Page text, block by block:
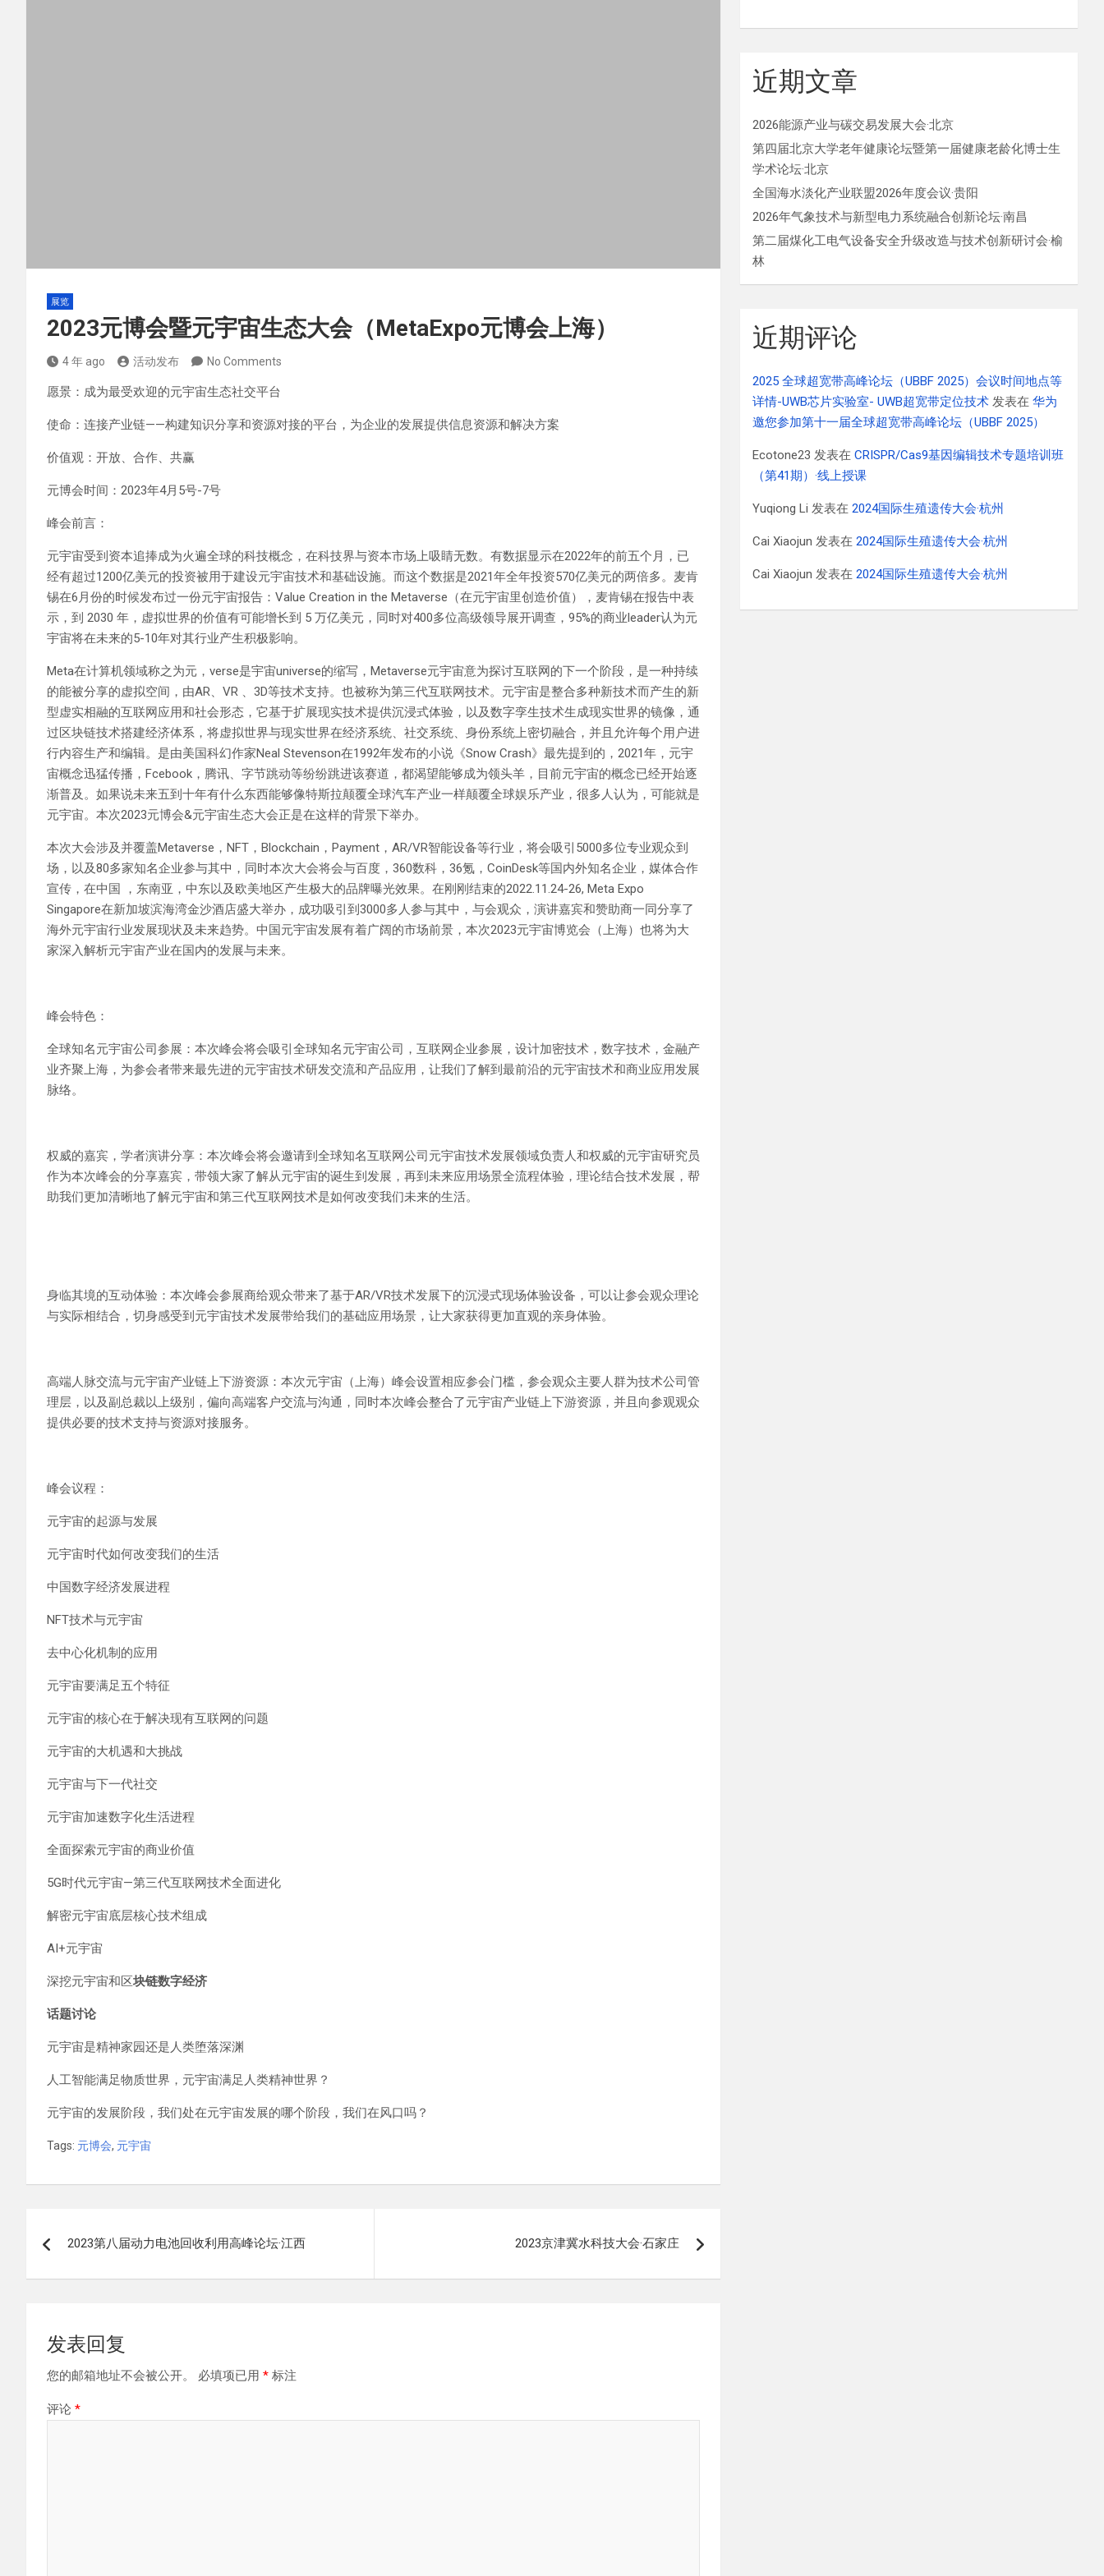
展览
2023元博会暨元宇宙生态大会（MetaExpo元博会上海）
4 年 ago 活动发布 No Comments
愿景：成为最受欢迎的元宇宙生态社交平台
使命：连接产业链——构建知识分享和资源对接的平台，为企业的发展提供信息资源和解决方案
价值观：开放、合作、共赢
元博会时间：2023年4月5号-7号
峰会前言：
元宇宙受到资本追捧成为火遍全球的科技概念，在科技界与资本市场上吸睛无数。有数据显示在2022年的前五个月，已
经有超过1200亿美元的投资被用于建设元宇宙技术和基础设施。而这个数据是2021年全年投资570亿美元的两倍多。麦肯
锡在6月份的时候发布过一份元宇宙报告：Value Creation in the Metaverse（在元宇宙里创造价值），麦肯锡在报告中表
示，到 2030 年，虚拟世界的价值有可能增长到 5 万亿美元，同时对400多位高级领导展开调查，95%的商业leader认为元
宇宙将在未来的5-10年对其行业产生积极影响。
Meta在计算机领域称之为元，verse是宇宙universe的缩写，Metaverse元宇宙意为探讨互联网的下一个阶段，是一种持续
的能被分享的虚拟空间，由AR、VR 、3D等技术支持。也被称为第三代互联网技术。元宇宙是整合多种新技术而产生的新
型虚实相融的互联网应用和社会形态，它基于扩展现实技术提供沉浸式体验，以及数字孪生技术生成现实世界的镜像，通
过区块链技术搭建经济体系，将虚拟世界与现实世界在经济系统、社交系统、身份系统上密切融合，并且允许每个用户进
行内容生产和编辑。是由美国科幻作家Neal Stevenson在1992年发布的小说《Snow Crash》最先提到的，2021年，元宇
宙概念迅猛传播，Fcebook，腾讯、字节跳动等纷纷跳进该赛道，都渴望能够成为领头羊，目前元宇宙的概念已经开始逐
渐普及。如果说未来五到十年有什么东西能够像特斯拉颠覆全球汽车产业一样颠覆全球娱乐产业，很多人认为，可能就是
元宇宙。本次2023元博会&元宇宙生态大会正是在这样的背景下举办。
本次大会涉及并覆盖Metaverse，NFT，Blockchain，Payment，AR/VR智能设备等行业，将会吸引5000多位专业观众到
场，以及80多家知名企业参与其中，同时本次大会将会与百度，360数科，36氪，CoinDesk等国内外知名企业，媒体合作
宣传，在中国 ，东南亚，中东以及欧美地区产生极大的品牌曝光效果。在刚刚结束的2022.11.24-26, Meta Expo
Singapore在新加坡滨海湾金沙酒店盛大举办，成功吸引到3000多人参与其中，与会观众，演讲嘉宾和赞助商一同分享了
海外元宇宙行业发展现状及未来趋势。中国元宇宙发展有着广阔的市场前景，本次2023元宇宙博览会（上海）也将为大
家深入解析元宇宙产业在国内的发展与未来。
峰会特色：
全球知名元宇宙公司参展：本次峰会将会吸引全球知名元宇宙公司，互联网企业参展，设计加密技术，数字技术，金融产
业齐聚上海，为参会者带来最先进的元宇宙技术研发交流和产品应用，让我们了解到最前沿的元宇宙技术和商业应用发展
脉络。
权威的嘉宾，学者演讲分享：本次峰会将会邀请到全球知名互联网公司元宇宙技术发展领域负责人和权威的元宇宙研究员
作为本次峰会的分享嘉宾，带领大家了解从元宇宙的诞生到发展，再到未来应用场景全流程体验，理论结合技术发展，帮
助我们更加清晰地了解元宇宙和第三代互联网技术是如何改变我们未来的生活。
身临其境的互动体验：本次峰会参展商给观众带来了基于AR/VR技术发展下的沉浸式现场体验设备，可以让参会观众理论
与实际相结合，切身感受到元宇宙技术发展带给我们的基础应用场景，让大家获得更加直观的亲身体验。
高端人脉交流与元宇宙产业链上下游资源：本次元宇宙（上海）峰会设置相应参会门槛，参会观众主要人群为技术公司管
理层，以及副总裁以上级别，偏向高端客户交流与沟通，同时本次峰会整合了元宇宙产业链上下游资源，并且向参观观众
提供必要的技术支持与资源对接服务。
峰会议程：
元宇宙的起源与发展
元宇宙时代如何改变我们的生活
中国数字经济发展进程
NFT技术与元宇宙
去中心化机制的应用
元宇宙要满足五个特征
元宇宙的核心在于解决现有互联网的问题
元宇宙的大机遇和大挑战
元宇宙与下一代社交
元宇宙加速数字化生活进程
全面探索元宇宙的商业价值
5G时代元宇宙—第三代互联网技术全面进化
解密元宇宙底层核心技术组成
AI+元宇宙
深挖元宇宙和区块链数字经济
话题讨论
元宇宙是精神家园还是人类堕落深渊
人工智能满足物质世界，元宇宙满足人类精神世界？
元宇宙的发展阶段，我们处在元宇宙发展的哪个阶段，我们在风口吗？
Tags: 元博会, 元宇宙
章
2023第八届动力电池回收利用高峰论坛·江西 2023京津冀水科技大会·石家庄
发表回复
您的邮箱地址不会被公开。 必填项已用 * 标注
评论 *
近期文章
2026能源产业与碳交易发展大会·北京
第四届北京大学老年健康论坛暨第一届健康老龄化博士生
学术论坛·北京
全国海水淡化产业联盟2026年度会议·贵阳
2026年气象技术与新型电力系统融合创新论坛·南昌
第二届煤化工电气设备安全升级改造与技术创新研讨会·榆
林
近期评论
2025 全球超宽带高峰论坛（UBBF 2025）会议时间地点等
详情-UWB芯片实验室- UWB超宽带定位技术 发表在华为
邀您参加第十一届全球超宽带高峰论坛（UBBF 2025）
Ecotone23 发表在CRISPR/Cas9基因编辑技术专题培训班
（第41期）·线上授课
Yuqiong Li 发表在2024国际生殖遗传大会·杭州
Cai Xiaojun 发表在2024国际生殖遗传大会·杭州
Cai Xiaojun 发表在2024国际生殖遗传大会·杭州